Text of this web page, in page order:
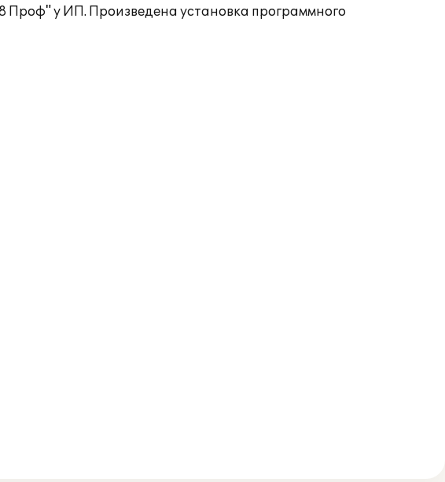
Проф" у ИП. Произведена установка программного